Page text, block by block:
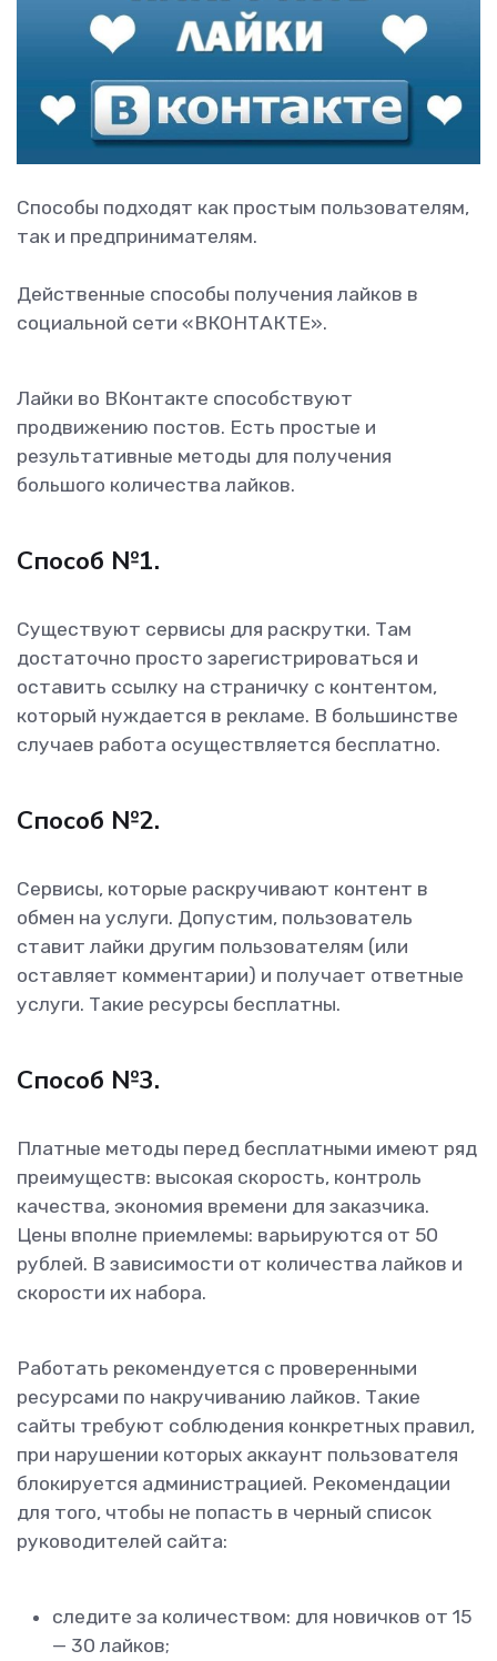
Способы подходят как простым пользователям,
так и предпринимателям.
Действенные способы получения лайков в
социальной сети «ВКОНТАКТЕ».
Лайки во ВКонтакте способствуют
продвижению постов. Есть простые и
результативные методы для получения
большого количества лайков.
Способ №1.
Существуют сервисы для раскрутки. Там
достаточно просто зарегистрироваться и
оставить ссылку на страничку с контентом,
который нуждается в рекламе. В большинстве
случаев работа осуществляется бесплатно.
Способ №2.
Сервисы, которые раскручивают контент в
обмен на услуги. Допустим, пользователь
ставит лайки другим пользователям (или
оставляет комментарии) и получает ответные
услуги. Такие ресурсы бесплатны.
Способ №3.
Платные методы перед бесплатными имеют ряд
преимуществ: высокая скорость, контроль
качества, экономия времени для заказчика.
Цены вполне приемлемы: варьируются от 50
рублей. В зависимости от количества лайков и
скорости их набора.
Работать рекомендуется с проверенными
ресурсами по накручиванию лайков. Такие
сайты требуют соблюдения конкретных правил,
при нарушении которых аккаунт пользователя
блокируется администрацией. Рекомендации
для того, чтобы не попасть в черный список
руководителей сайта:
следите за количеством: для новичков от 15
— 30 лайков;